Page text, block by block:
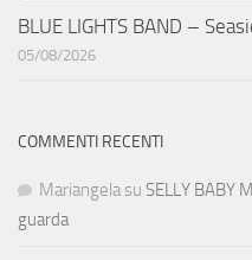
BLUE LIGHTS BAND –
05/08/2026
COMMENTI RECENTI
Mariangela su SELLY BABY
guarda